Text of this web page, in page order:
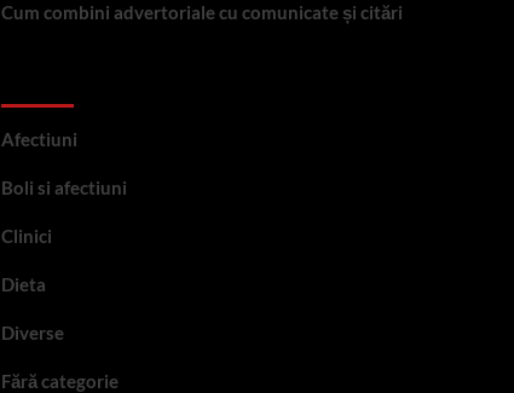
Cum combini advertoriale cu comunicate și citări
Afectiuni
Boli si afectiuni
Clinici
Dieta
Diverse
Fără categorie